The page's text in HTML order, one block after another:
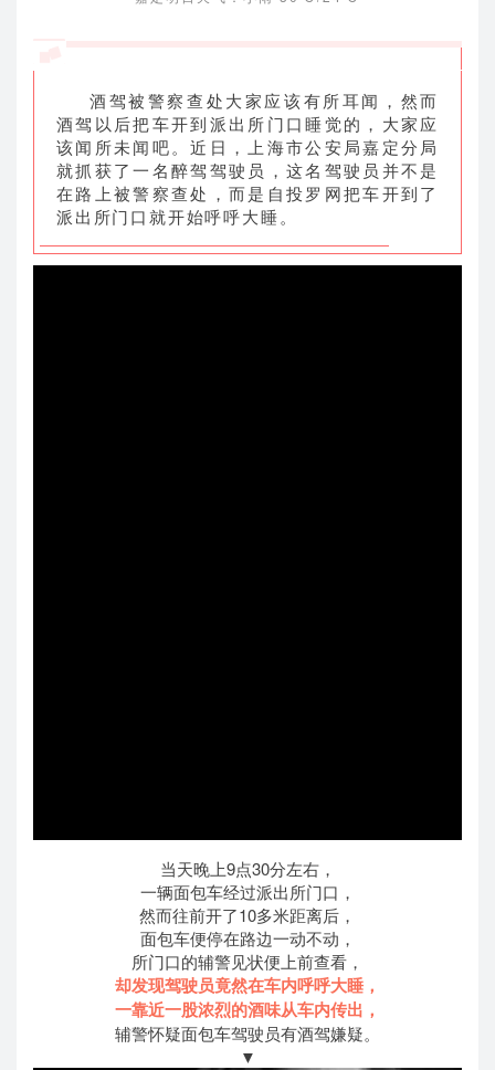
酒驾被警察查处大家应该有所耳闻，然而
酒驾以后把车开到派出所门口睡觉的，大家应
该闻所未闻吧。近日，上海市公安局嘉定分局
就抓获了一名醉驾驾驶员，这名驾驶员并不是
在路上被警察查处，而是自投罗网把车开到了
派出所门口就开始呼呼大睡。
当天晚上9点30分左右，
一辆面包车经过派出所门口，
然而往前开了10多米距离后，
面包车便停在路边一动不动，
所门口的辅警见状便上前查看，
却发现驾驶员竟然在车内呼呼大睡，
一靠近一股浓烈的酒味从车内传出，
辅警怀疑面包车驾驶员有酒驾嫌疑。
▼